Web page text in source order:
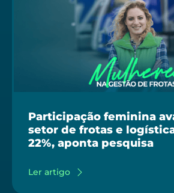
Participação feminina
setor de frotas e
22%, aponta pesquisa
Ler artigo